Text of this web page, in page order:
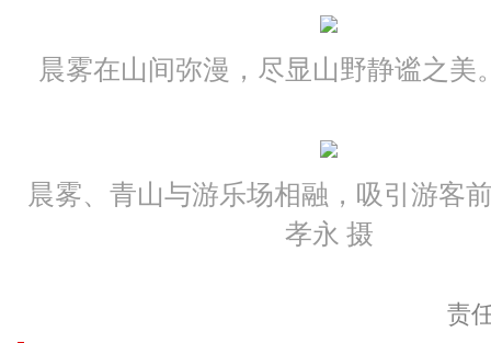
晨雾在山间弥漫，尽显山野静谧之美
晨雾、青山与游乐场相融，吸引游客
孝永 摄
责